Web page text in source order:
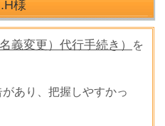
様
義変更）代行手続き）
を
あり、把握しやすかっ